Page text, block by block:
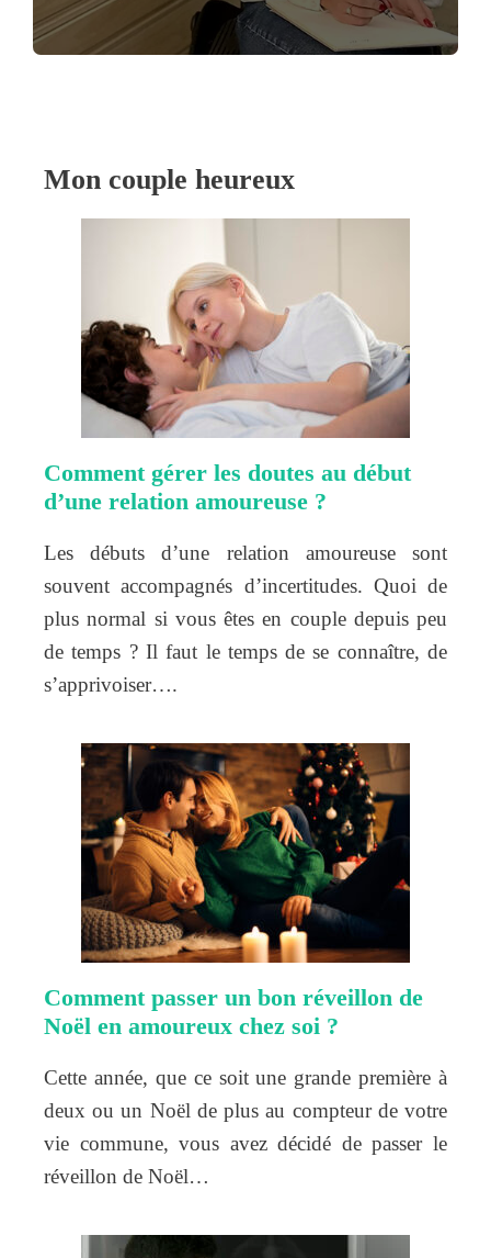
Mon couple heureux
Comment gérer les doutes au début
d’une relation amoureuse ?
Les débuts d’une relation amoureuse sont
souvent accompagnés d’incertitudes. Quoi de
plus normal si vous êtes en couple depuis peu
de temps ? Il faut le temps de se connaître, de
s’apprivoiser….
Comment passer un bon réveillon de
Noël en amoureux chez soi ?
Cette année, que ce soit une grande première à
deux ou un Noël de plus au compteur de votre
vie commune, vous avez décidé de passer le
réveillon de Noël…